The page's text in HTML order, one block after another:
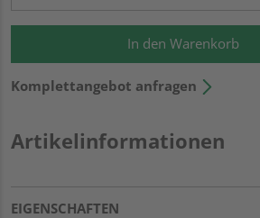
In den Warenkorb
Komplettangebot anfragen
Artikelinformationen
EIGENSCHAFTEN